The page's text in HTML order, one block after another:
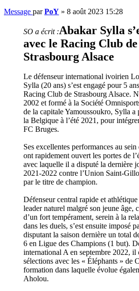
Message parPoY » 8 août 2023 15:28
SO a écrit :Abakar Sylla
avec le Racing Club de
Strasbourg Alsace
Le défenseur international ivoirien
Sylla (20 ans) s’est engagé pour 5
Racing Club de Strasbourg Alsace.
2002 et formé à la Société
de la capitale Yamoussoukro, Sylla a
la Belgique à l’été 2021, pour
FC Bruges.
Ses excellentes performances au
ont rapidement ouvert les portes de
avec laquelle il a disputé la dernière
2021-2022 contre l’Union Saint-
par le titre de champion.
Défenseur central rapide et
leader naturel malgré son jeune âge,
d’un fort tempérament, serein à la
dans les duels, s’est ensuite imposé
disputant la saison dernière un total
6 en Ligue des Champions (1 but).
international A en septembre 2022, il
sélections avec les « Éléphants » de
formation dans laquelle évolue
Aholou.